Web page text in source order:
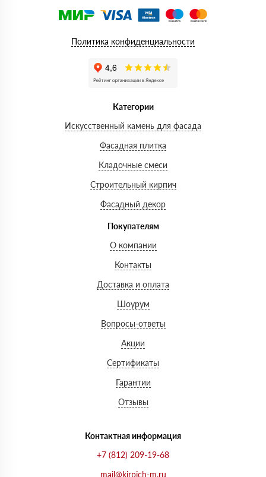
Политика конфиденциальности
Категории
Искусственный камень для фасада
Фасадная плитка
Кладочные смеси
Строительный кирпич
Фасадный декор
Покупателям
О компании
Контакты
Доставка и оплата
Шоурум
Вопросы-ответы
Акции
Сертификаты
Гарантии
Отзывы
Контактная информация
+7 (812) 209-19-68
mail@kirpich-m.ru